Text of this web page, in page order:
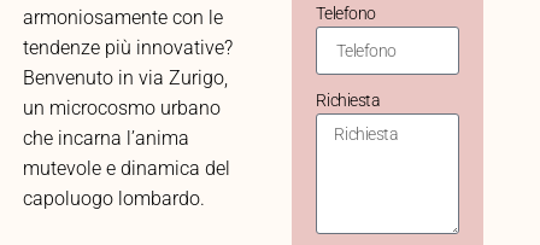
armoniosamente con le
tendenze più innovative?
Benvenuto in via Zurigo,
un microcosmo urbano
che incarna l’anima
mutevole e dinamica del
capoluogo lombardo.
Telefono
Richiesta